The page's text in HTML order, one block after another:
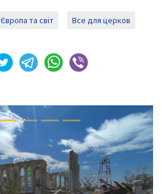
Європа та світ Все для церков
Next